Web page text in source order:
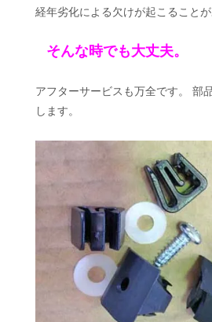
経年劣化による欠けが起こることが
そんな時でも大丈夫。
アフターサービスも万全です。 部
します。